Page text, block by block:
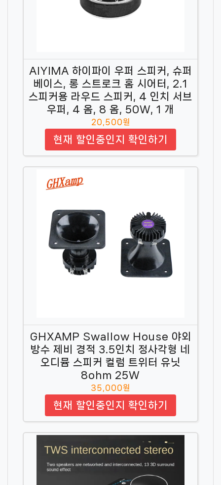
AIYIMA 하이파이 우퍼 스피커, 슈퍼
베이스, 롱 스트로크 홈 시어터, 2.1
스피커용 라우드 스피커, 4 인치 서브
우퍼, 4 옴, 8 옴, 50W, 1 개
20,500원
현재 할인중인지 확인하기
GHXAMP Swallow House 야외
방수 제비 경적 3.5인치 정사각형 네
오디뮴 스피커 컬럼 트위터 유닛
8ohm 25W
35,000원
현재 할인중인지 확인하기